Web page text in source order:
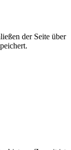
der Seite über